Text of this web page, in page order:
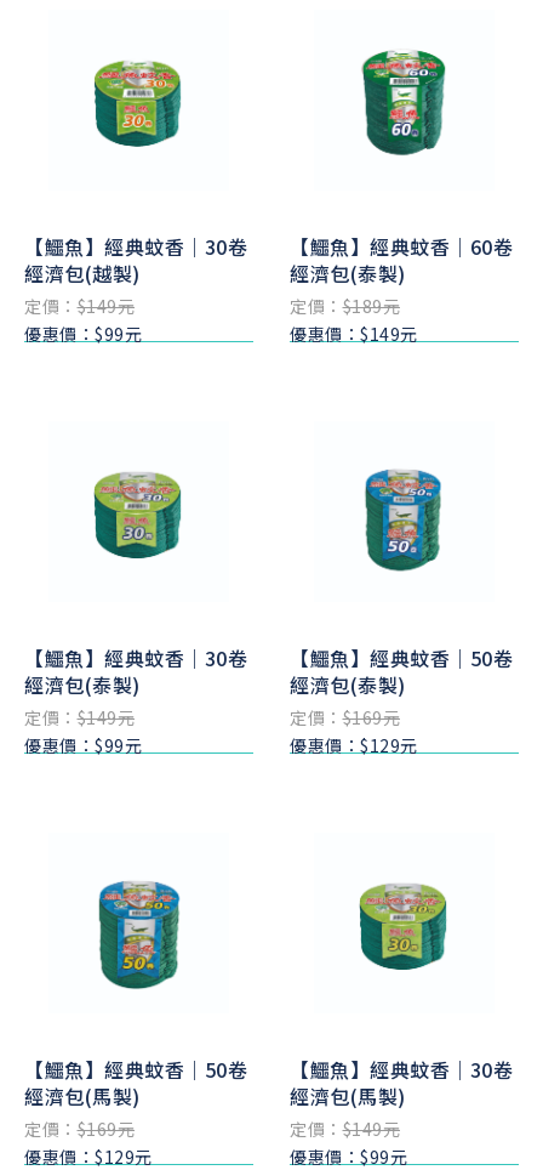
【鱷魚】經典蚊香｜30卷
經濟包(越製)
定價：$149元
優惠價：$99元
【鱷魚】經典蚊香｜60卷
經濟包(泰製)
定價：$189元
優惠價：$149元
【鱷魚】經典蚊香｜30卷
經濟包(泰製)
定價：$149元
優惠價：$99元
【鱷魚】經典蚊香｜50卷
經濟包(泰製)
定價：$169元
優惠價：$129元
【鱷魚】經典蚊香｜50卷
經濟包(馬製)
定價：$169元
優惠價：$129元
【鱷魚】經典蚊香｜30卷
經濟包(馬製)
定價：$149元
優惠價：$99元